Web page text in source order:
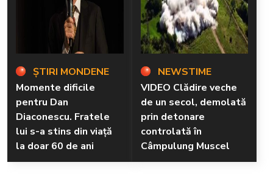
ȘTIRI MONDENE
Momente dificile
pentru Dan
Diaconescu. Fratele
lui s-a stins din viață
la doar 60 de ani
NEWSTIME
VIDEO Clădire veche
de un secol, demolată
prin detonare
controlată în
Câmpulung Muscel